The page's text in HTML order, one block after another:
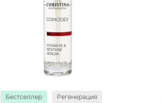
Бестселлер Регенерация